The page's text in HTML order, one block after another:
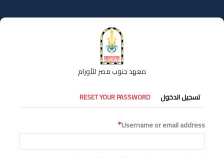
إلى
المحتوى
معهد جنوب مصر للأورام
التبويبات
الأساسية
تسجيل الدخول RESET YOUR PASSWORD
Username or email address